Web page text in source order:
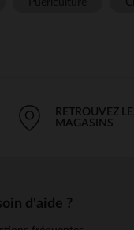
RETROUVEZ
MAGASINS
d'aide ?